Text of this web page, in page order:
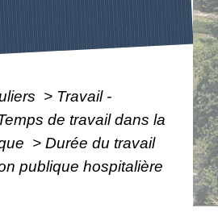
> Travail -
de travail dans la
> Durée du travail
publique hospitalière